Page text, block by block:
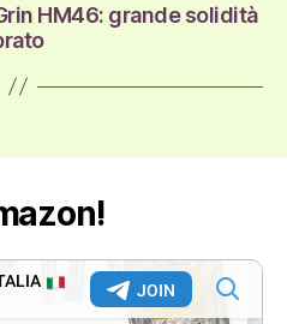
HM46: grande solidità